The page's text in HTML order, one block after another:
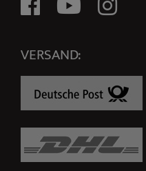
VERSAND: